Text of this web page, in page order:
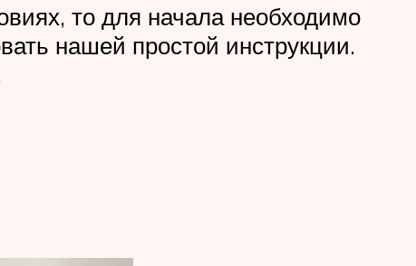
то для начала необходимо
нашей простой инструкции.